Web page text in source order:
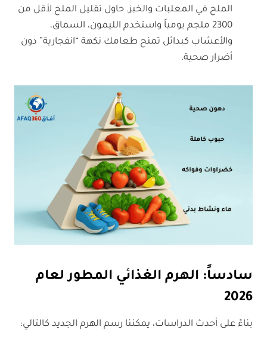
الملح في المعلبات والخبز. حاول تقليل الملح لأقل من
2300 ملجم يومياً واستخدم الليمون، السماق،
والأعشاب كبدائل تمنح طعامك نكهة “انفجارية” دون
أضرار صحية.
سادساً: الهرم الغذائي المطور لعام
2026
بناءً على أحدث الدراسات، يمكننا رسم الهرم الجديد كالتالي: